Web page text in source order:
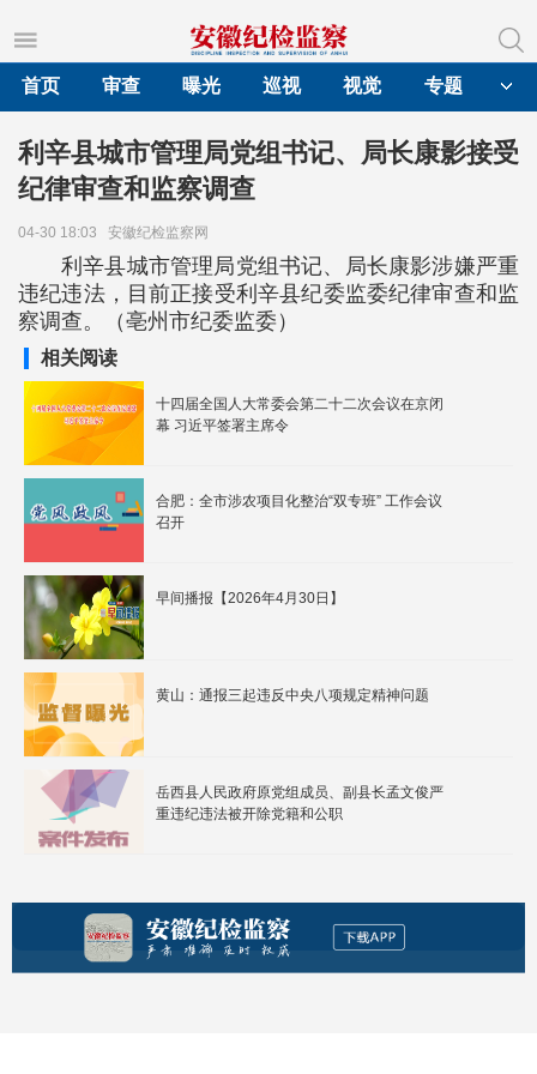
首页
审查 曝光 巡视 视觉 专题
利辛县城市管理局党组书记、局长康影接受
纪律审查和监察调查
04-30 18:03 安徽纪检监察网
利辛县城市管理局党组书记、局长康影涉嫌严重
违纪违法，目前正接受利辛县纪委监委纪律审查和监
察调查。（亳州市纪委监委）
相关阅读
十四届全国人大常委会第二十二次会议在京闭
幕 习近平签署主席令
合肥：全市涉农项目化整治“双专班” 工作会议
召开
早间播报【2026年4月30日】
黄山：通报三起违反中央八项规定精神问题
岳西县人民政府原党组成员、副县长孟文俊严
重违纪违法被开除党籍和公职